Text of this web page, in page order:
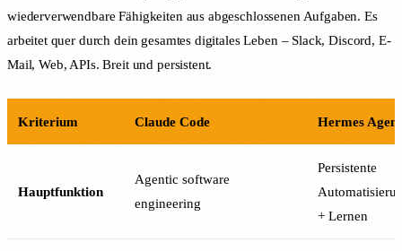
wiederverwendbare Fähigkeiten aus abgeschlossenen Aufgaben. Es
arbeitet quer durch dein gesamtes digitales Leben – Slack, Discord, E-
Mail, Web, APIs. Breit und persistent.
Kriterium Claude Code Hermes Agent
Hauptfunktion
Agentic software
engineering
Persistente
+ Lernen